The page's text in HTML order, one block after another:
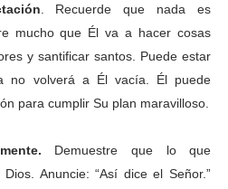
. Recuerde que nada es
mucho que Él va a hacer cosas
y santificar santos. Puede estar
no volverá a Él vacía. Él puede
para cumplir Su plan maravilloso.
Demuestre que lo que
Anuncie: “Así dice el Señor.”